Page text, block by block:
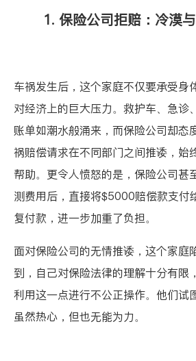
1. 保险公司拒赔：冷漠
车祸发生后，这个家庭不仅要承受身
对经济上的巨大压力。救护车、急诊
账单如潮水般涌来，而保险公司却态
祸赔偿请求在不同部门之间推诿，始
帮助。更令人愤怒的是，保险公司甚
测费用后，直接将$5000赔偿款支付
复付款，进一步加重了负担。
面对保险公司的无情推诿，这个家庭
到，自己对保险法律的理解十分有限
利用这一点进行不公正操作。他们试
虽然热心，但也无能为力。